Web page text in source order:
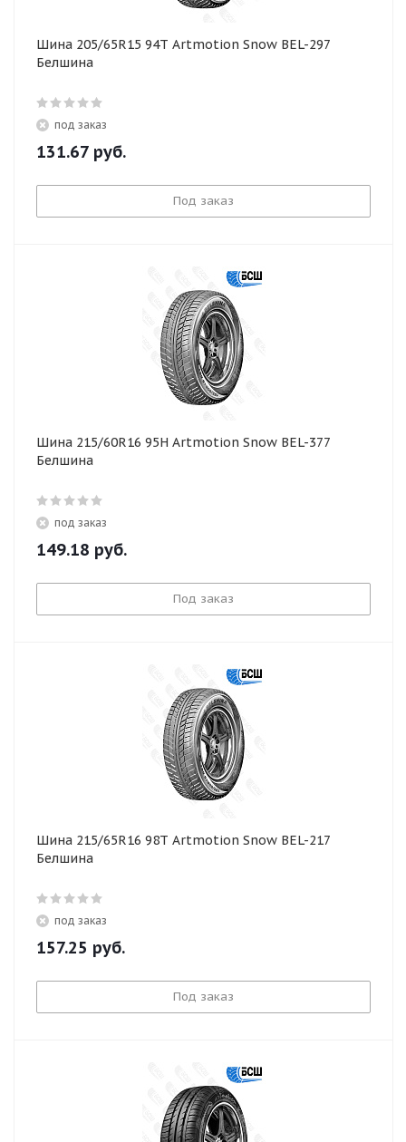
Шина 205/65R15 94T Artmotion Snow BEL-297
Белшина
под заказ
131.67 руб.
Под заказ
Шина 215/60R16 95H Artmotion Snow BEL-377
Белшина
под заказ
149.18 руб.
Под заказ
Шина 215/65R16 98T Artmotion Snow BEL-217
Белшина
под заказ
157.25 руб.
Под заказ